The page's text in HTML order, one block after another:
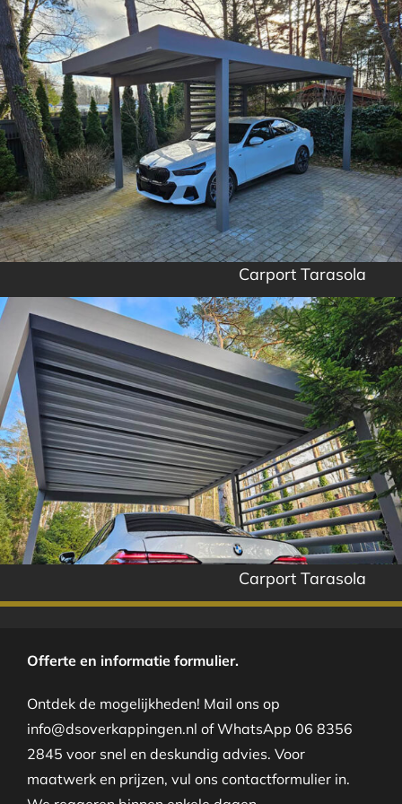
Carport Tarasola
Carport Tarasola
Offerte en informatie formulier.
Ontdek de mogelijkheden! Mail ons op
info@dsoverkappingen.nl of WhatsApp 06 8356
2845 voor snel en deskundig advies. Voor
maatwerk en prijzen, vul ons contactformulier in.